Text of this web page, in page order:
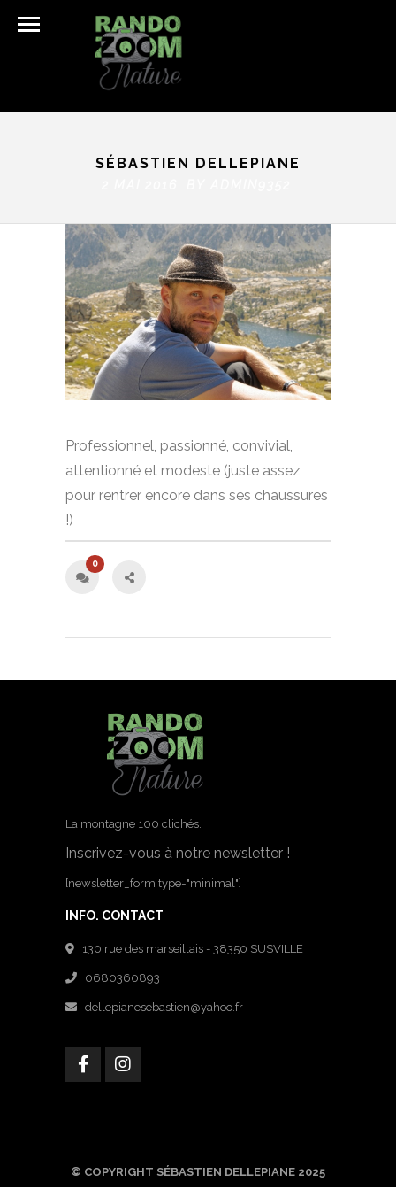
SÉBASTIEN DELLEPIANE
Professionnel, passionné, convivial,
attentionné et modeste (juste assez
pour rentrer encore dans ses chaussures
!)
0
La montagne 100 clichés.
Inscrivez-vous à notre newsletter !
[newsletter_form type="minimal"]
INFO. CONTACT
130 rue des marseillais - 38350 SUSVILLE
0680360893
dellepianesebastien@yahoo.fr
© COPYRIGHT SÉBASTIEN DELLEPIANE 2025